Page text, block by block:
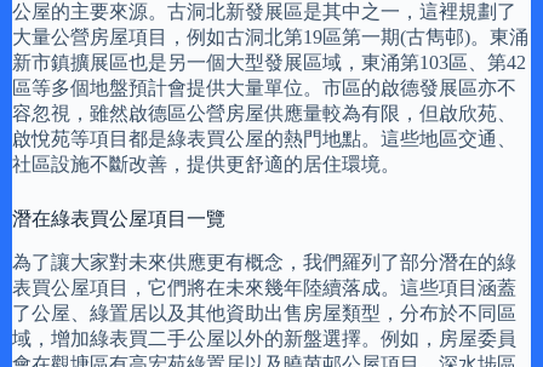
公屋的主要來源。古洞北新發展區是其中之一，這裡規劃了
大量公營房屋項目，例如古洞北第19區第一期(古雋邨)。東涌
新市鎮擴展區也是另一個大型發展區域，東涌第103區、第42
區等多個地盤預計會提供大量單位。市區的啟德發展區亦不
容忽視，雖然啟德區公營房屋供應量較為有限，但啟欣苑、
啟悅苑等項目都是綠表買公屋的熱門地點。這些地區交通、
社區設施不斷改善，提供更舒適的居住環境。
潛在綠表買公屋項目一覽
為了讓大家對未來供應更有概念，我們羅列了部分潛在的綠
表買公屋項目，它們將在未來幾年陸續落成。這些項目涵蓋
了公屋、綠置居以及其他資助出售房屋類型，分布於不同區
域，增加綠表買二手公屋以外的新盤選擇。例如，房屋委員